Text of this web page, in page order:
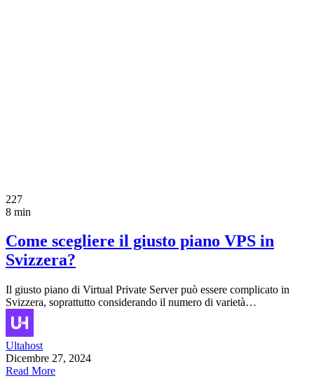
227
8 min
Come scegliere il giusto piano VPS in
Svizzera?
Il giusto piano di Virtual Private Server può essere complicato in
Svizzera, soprattutto considerando il numero di varietà…
Ultahost
Dicembre 27, 2024
Read More